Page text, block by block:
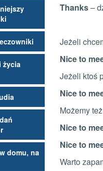
życia
domu, na
Thanks–
Jeżeli
Nice to
Jeżeli ktoś
Nice to
Możemy
Nice to
Nice to
Warto